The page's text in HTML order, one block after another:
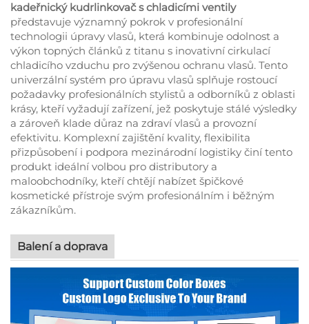
kadeřnický kudrlinkovač s chladicími ventily
představuje významný pokrok v profesionální
technologii úpravy vlasů, která kombinuje odolnost a
výkon topných článků z titanu s inovativní cirkulací
chladicího vzduchu pro zvýšenou ochranu vlasů. Tento
univerzální systém pro úpravu vlasů splňuje rostoucí
požadavky profesionálních stylistů a odborníků z oblasti
krásy, kteří vyžadují zařízení, jež poskytuje stálé výsledky
a zároveň klade důraz na zdraví vlasů a provozní
efektivitu. Komplexní zajištění kvality, flexibilita
přizpůsobení i podpora mezinárodní logistiky činí tento
produkt ideální volbou pro distributory a
maloobchodníky, kteří chtějí nabízet špičkové
kosmetické přístroje svým profesionálním i běžným
zákazníkům.
Balení a doprava